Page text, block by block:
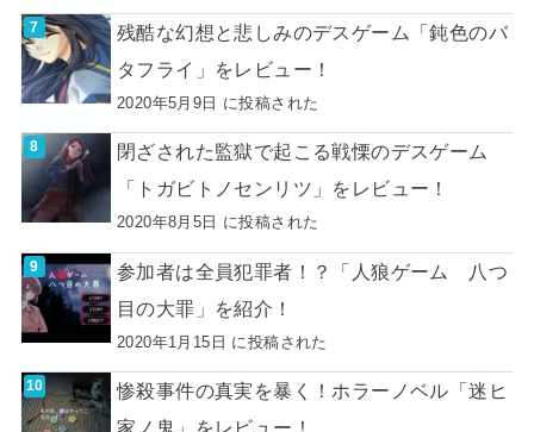
残酷な幻想と悲しみのデスゲーム「鈍色のバ
タフライ」をレビュー！
2020年5月9日 に投稿された
閉ざされた監獄で起こる戦慄のデスゲーム
「トガビトノセンリツ」をレビュー！
2020年8月5日 に投稿された
参加者は全員犯罪者！？「人狼ゲーム 八つ
目の大罪」を紹介！
2020年1月15日 に投稿された
惨殺事件の真実を暴く！ホラーノベル「迷ヒ
家ノ鬼」をレビュー！